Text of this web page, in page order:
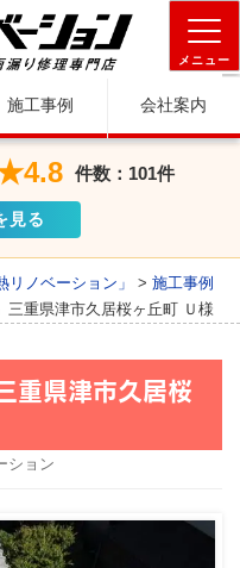
メニュー
施工事例 会社案内
件数：101件
見る
ノベーション」 > 施工事例
三重県津市久居桜ヶ丘町 Ｕ様
重県津市久居桜
ション